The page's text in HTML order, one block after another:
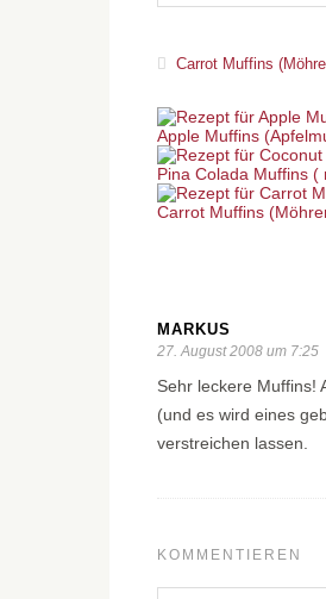
Carrot Muffins
Apple Muffins
Pina Colada Muffins (
Carrot Muffins
MARKUS
27. August 2008 um 7:25
Sehr leckere Muffins!
(und es wird eines
verstreichen lassen.
KOMMENTIEREN